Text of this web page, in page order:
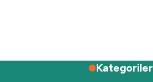
Kategoriler